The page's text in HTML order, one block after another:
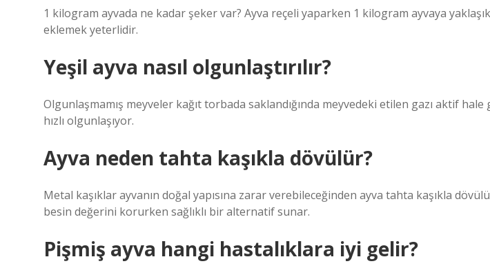
1 kilogram ayvada ne kadar şeker var? Ayva reçeli yaparken 1 kilogram ayvaya
eklemek yeterlidir.
Yeşil ayva nasıl olgunlaştırılır?
Olgunlaşmamış meyveler kağıt torbada saklandığında meyvedeki etilen gazı aktif
hızlı olgunlaşıyor.
Ayva neden tahta kaşıkla dövülür?
Metal kaşıklar ayvanın doğal yapısına zarar verebileceğinden ayva tahta kaşıkla
besin değerini korurken sağlıklı bir alternatif sunar.
Pişmiş ayva hangi hastalıklara iyi gelir?